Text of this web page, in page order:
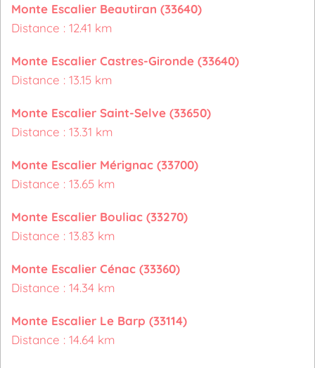
Monte Escalier Beautiran (33640)
Distance : 12.41 km
Monte Escalier Castres-Gironde (33640)
Distance : 13.15 km
Monte Escalier Saint-Selve (33650)
Distance : 13.31 km
Monte Escalier Mérignac (33700)
Distance : 13.65 km
Monte Escalier Bouliac (33270)
Distance : 13.83 km
Monte Escalier Cénac (33360)
Distance : 14.34 km
Monte Escalier Le Barp (33114)
Distance : 14.64 km